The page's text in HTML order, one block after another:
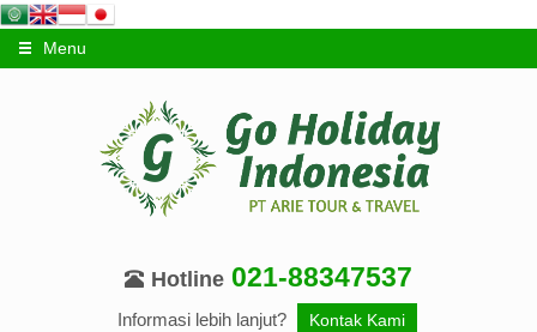
Menu
Hotline 021-88347537
Informasi lebih lanjut? Kontak Kami